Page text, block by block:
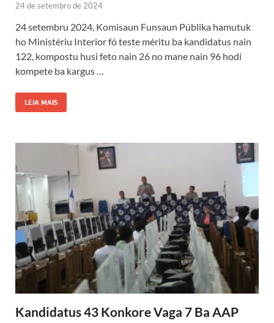
24 de setembro de 2024
24 setembru 2024, Komisaun Funsaun Públika hamutuk
ho Ministériu Interior fó teste méritu ba kandidatus nain
122, kompostu husi feto nain 26 no mane nain 96 hodi
kompete ba kargus …
LEIA MAIS
Kandidatus 43 Konkore Vaga 7 Ba AAP